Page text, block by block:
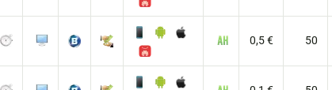
0,5 € 50